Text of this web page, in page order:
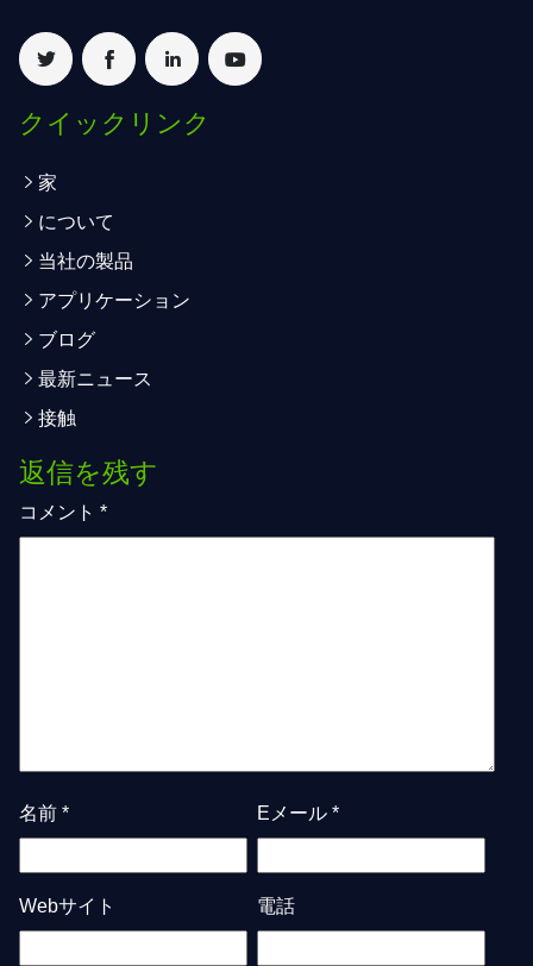
クイックリンク
家
について
当社の製品
アプリケーション
ブログ
最新ニュース
接触
返信を残す
コメント *
名前 * Eメール *
Webサイト 電話